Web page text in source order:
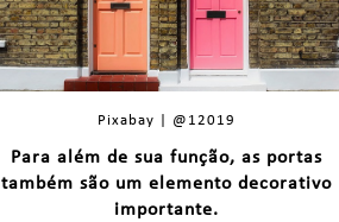
Pixabay | @12019
Para além de sua função, as portas
também são um elemento decorativo
importante.